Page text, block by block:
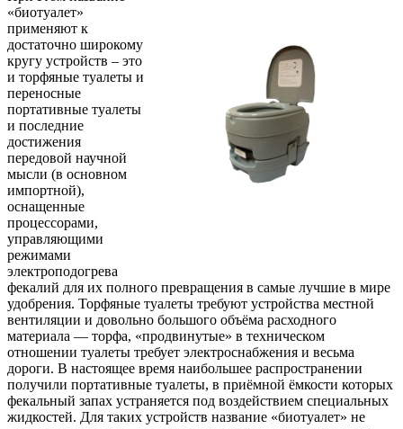
«биотуалет»
применяют к
достаточно широкому
кругу устройств – это
и торфяные туалеты и
переносные
портативные туалеты
и последние
достижения
передовой научной
мысли (в основном
импортной),
оснащенные
процессорами,
управляющими
режимами
электроподогрева
фекалий для их полного превращения в самые лучшие в мире
удобрения. Торфяные туалеты требуют устройства местной
вентиляции и довольно большого объёма расходного
материала — торфа, «продвинутые» в техническом
отношении туалеты требует электроснабжения и весьма
дороги. В настоящее время наибольшее распространении
получили портативные туалеты, в приёмной ёмкости которых
фекальный запах устраняется под воздействием специальных
жидкостей. Для таких устройств название «биотуалет» не